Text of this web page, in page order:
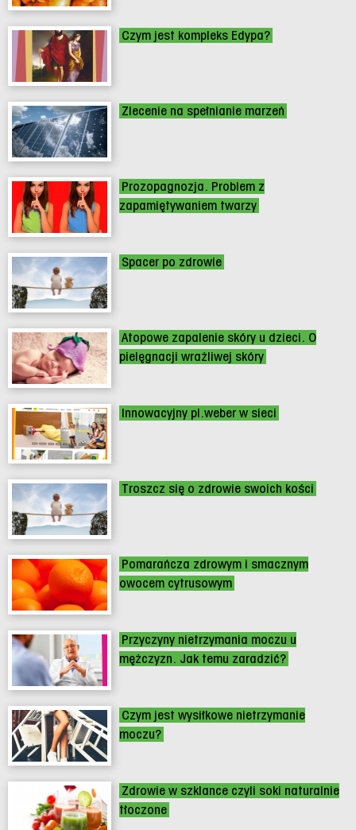
Czym jest kompleks Edypa?
Zlecenie na spełnianie marzeń
Prozopagnozja. Problem z
zapamiętywaniem twarzy
Spacer po zdrowie
Atopowe zapalenie skóry u dzieci. O
pielęgnacji wrażliwej skóry
Innowacyjny pl.weber w sieci
Troszcz się o zdrowie swoich kości
Pomarańcza zdrowym i smacznym
owocem cytrusowym
Przyczyny nietrzymania moczu u
mężczyzn. Jak temu zaradzić?
Czym jest wysiłkowe nietrzymanie
moczu?
Zdrowie w szklance czyli soki naturalnie
tłoczone